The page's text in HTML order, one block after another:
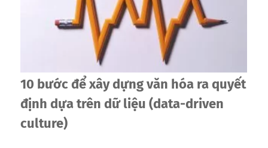
10 bước để xây dựng văn hóa ra quyết
định dựa trên dữ liệu (data-driven
culture)